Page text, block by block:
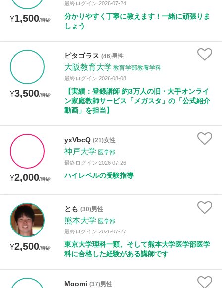
¥1,500/時給
最終ログイン:2026-07-24
分かりやすく丁寧に教えます！一緒に頑張りま
しょう
¥3,500/時給
ピタゴラス (46)男性
大阪教育大学 教育学部教養学科
最終ログイン:2026-08-08
【実績：登録講師 約3万人の旧・大手オンライ
ン家庭教師サービス「メガスタ」の「公式紹介
動画」を担当】
¥2,000/時給
yxVbcQ (21)女性
神戸大学 医学部
最終ログイン:2026-07-26
ハイレベルの受験指導
¥2,500/時給
とも (30)男性
熊本大学 医学部
最終ログイン:2026-07-27
東京大学理科一類、そして熊本大学医学部医学
科に合格した経験がある講師です
Moomi (37)男性